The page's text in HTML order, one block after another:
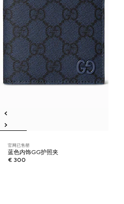
官网已售罄
蓝色内饰GG护照夹
€ 300